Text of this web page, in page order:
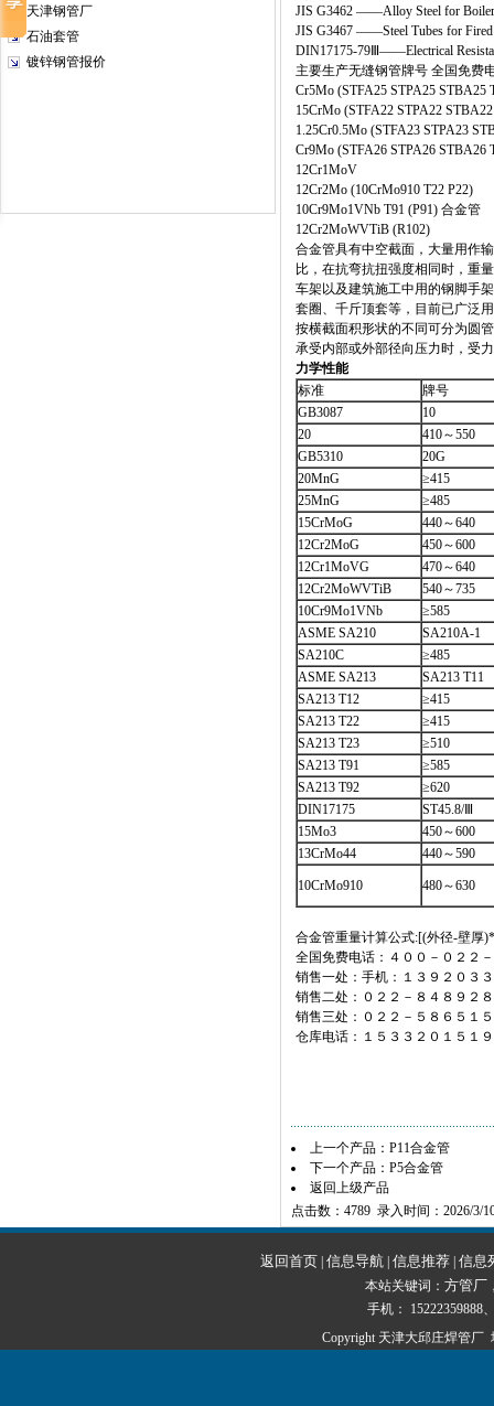
天津钢管厂
石油套管
镀锌钢管报价
JIS G3462 ——Alloy Steel for Boiler
JIS G3467 ——Steel Tubes for Fired
DIN17175-79Ⅲ——Electrical
主要生产无缝钢管牌号 全国免费
Cr5Mo (STFA25 STPA25 STBA25
15CrMo (STFA22 STPA22
1.25Cr0.5Mo (STFA23 STPA23
Cr9Mo (STFA26 STPA26 STBA26
12Cr1MoV
12Cr2Mo (10CrMo910 T22 P22)
10Cr9Mo1VNb T91 (P91) 合金管
12Cr2MoWVTiB (R102)
合金管具有中空截面，大量用作
比，在抗弯抗扭强度相同时，重
车架以及建筑施工中用的钢脚手
套圈、千斤顶套等，目前已广泛
按横截面积形状的不同可分为圆
承受内部或外部径向压力时，受
力学性能
标准
牌号
GB3087
10
20
410～550
GB5310
20G
20MnG
≥415
25MnG
≥485
15CrMoG
440～640
12Cr2MoG
450～600
12Cr1MoVG
470～640
12Cr2MoWVTiB
540～735
10Cr9Mo1VNb
≥585
ASME SA210
SA210A-1
SA210C
≥485
ASME SA213
SA213 T11
SA213 T12
≥415
SA213 T22
≥415
SA213 T23
≥510
SA213 T91
≥585
SA213 T92
≥620
DIN17175
ST45.8/Ⅲ
15Mo3
450～600
13CrMo44
440～590
10CrMo910 480～630
合金管重量计算公式:[(外径-壁厚
全国免费电话：４００－０２２
销售一处：手机：１３９２０３
销售二处：０２２－８４８
销售三处：０２２－５８６
仓库电话：１５３３２０１５
上一个产品： P11合金管
下一个产品： P5合金管
返回上级产品
点击数：4789 录入时间：2026/3/
返回首页 信息导航 信息推荐 信息
本站关键词： 方管厂
手机： 15222359888
Copyright 天津大邱庄焊管